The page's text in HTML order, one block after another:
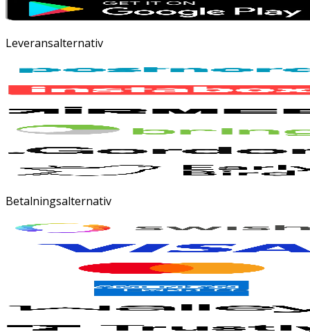
Leveransalternativ
Betalningsalternativ